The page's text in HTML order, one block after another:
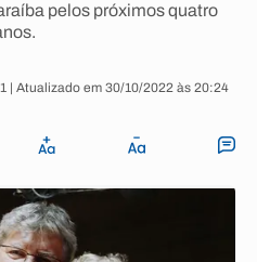
pelos próximos quatro
| Atualizado em 30/10/2022 às 20:24